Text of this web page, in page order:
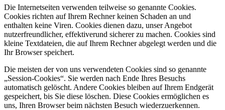
Die Internetseiten verwenden teilweise so genannte Cookies.
Cookies richten auf Ihrem Rechner keinen Schaden an und
enthalten keine Viren. Cookies dienen dazu, unser Angebot
nutzerfreundlicher, effektiverund sicherer zu machen. Cookies sind
kleine Textdateien, die auf Ihrem Rechner abgelegt werden und die
Ihr Browser speichert.
Die meisten der von uns verwendeten Cookies sind so genannte
„Session-Cookies“. Sie werden nach Ende Ihres Besuchs
automatisch gelöscht. Andere Cookies bleiben auf Ihrem Endgerät
gespeichert, bis Sie diese löschen. Diese Cookies ermöglichen es
uns, Ihren Browser beim nächsten Besuch wiederzuerkennen.